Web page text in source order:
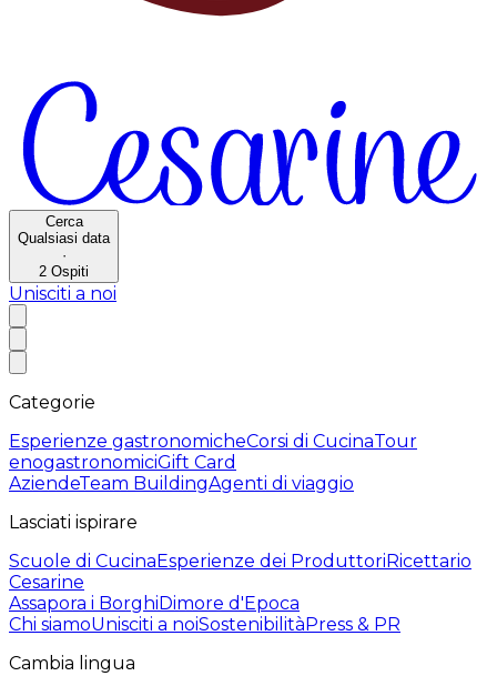
Cerca
Qualsiasi data
·
2 Ospiti
Unisciti a noi
Categorie
Esperienze gastronomicheCorsi di CucinaTour
enogastronomiciGift Card
AziendeTeam BuildingAgenti di viaggio
Lasciati ispirare
Scuole di CucinaEsperienze dei ProduttoriRicettario
Cesarine
Assapora i BorghiDimore d'Epoca
Chi siamoUnisciti a noiSostenibilitàPress & PR
Cambia lingua